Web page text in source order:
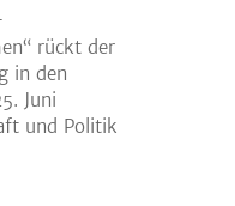
rückt der
in den
Juni
und Politik